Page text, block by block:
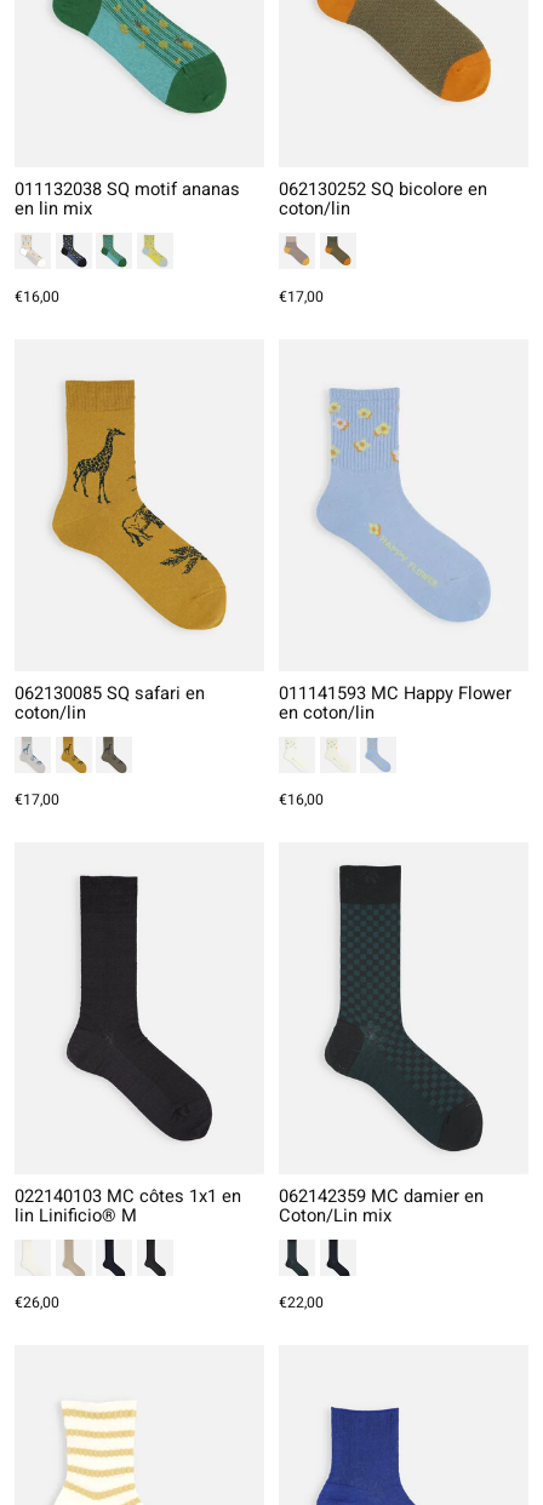
011132038 SQ motif ananas
en lin mix
€16,00
062130252 SQ bicolore en
coton/lin
€17,00
062130085 SQ safari en
coton/lin
€17,00
011141593 MC Happy Flower
en coton/lin
€16,00
022140103 MC côtes 1x1 en
lin Linificio® M
€26,00
062142359 MC damier en
Coton/Lin mix
€22,00